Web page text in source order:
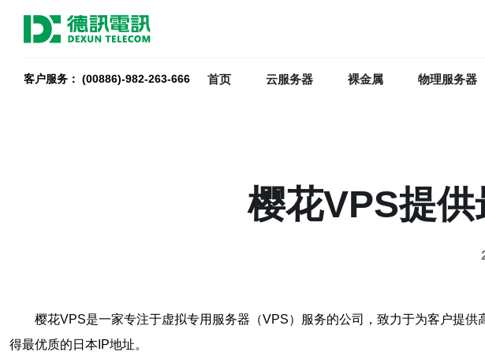
客户服务： (00886)-982-263-666 首页 云服务器 裸金属 物理服务器
樱花VPS提
樱花VPS是一家专注于虚拟专用服务器（VPS）服务的公司，致力于为客户提
得最优质的日本IP地址。